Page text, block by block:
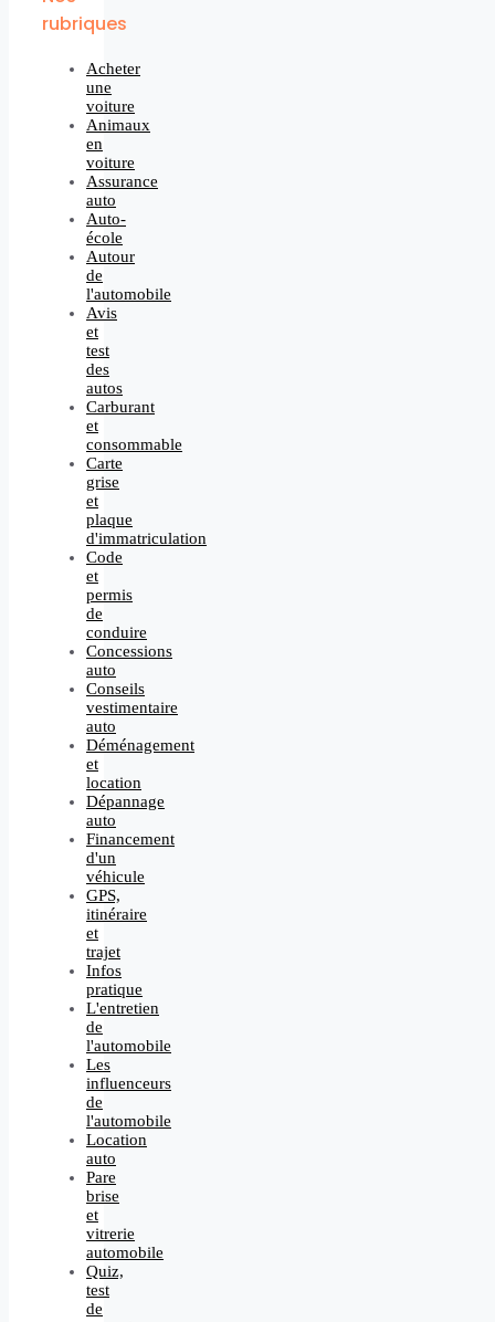
rubriques
Acheter
une
voiture
Animaux
en
voiture
Assurance
auto
Auto-
école
Autour
de
l'automobile
Avis
et
test
des
autos
Carburant
et
consommable
Carte
grise
et
plaque
d'immatriculation
Code
et
permis
de
conduire
Concessions
auto
Conseils
vestimentaire
auto
Déménagement
et
location
Dépannage
auto
Financement
d'un
véhicule
GPS,
itinéraire
et
trajet
Infos
pratique
L'entretien
de
l'automobile
Les
influenceurs
de
l'automobile
Location
auto
Pare
brise
et
vitrerie
automobile
Quiz,
test
de